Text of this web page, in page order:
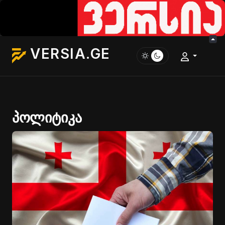
VERSIA.GE
პოლიტიკა